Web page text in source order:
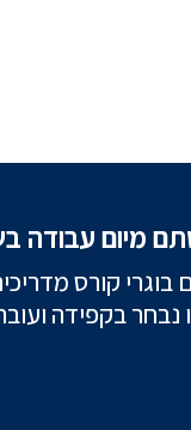
מיום עבודה
קורס
נבחר בקפידה